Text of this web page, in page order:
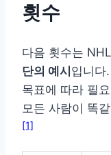
횟수
다음 횟수는
단의 예시입니다
목표에 따라 필
모든 사람이 똑
[1]